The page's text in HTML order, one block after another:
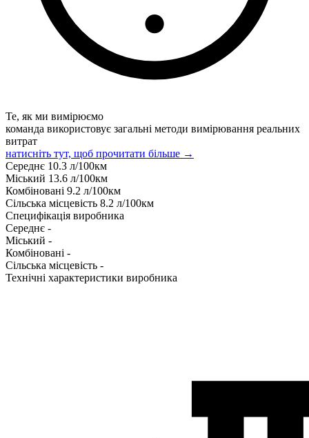
Те, як ми вимірюємо
команда використовує загальні методи вимірювання реальних
витрат
натисніть тут, щоб прочитати більше →
Середнє 10.3 л/100км
Міський 13.6 л/100км
Комбіновані 9.2 л/100км
Сільська місцевість 8.2 л/100км
Специфікація виробника
Середнє -
Міський -
Комбіновані -
Сільська місцевість -
Технічні характеристики виробника